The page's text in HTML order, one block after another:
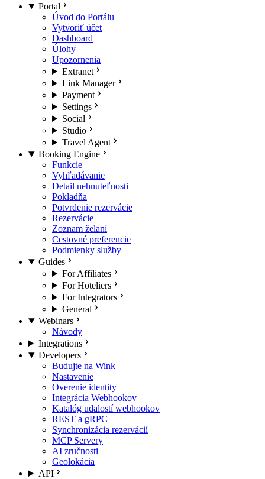
Portal
Úvod do Portálu
Vytvoriť účet
Dashboard
Úlohy
Upozornenia
Extranet
Link Manager
Payment
Settings
Social
Studio
Travel Agent
Booking Engine
Funkcie
Vyhľadávanie
Detail nehnuteľnosti
Pokladňa
Potvrdenie rezervácie
Rezervácie
Zoznam želaní
Cestovné preferencie
Podmienky služby
Guides
For Affiliates
For Hoteliers
For Integrators
General
Webinars
Návody
Integrations
Developers
Budujte na Wink
Nastavenie
Overenie identity
Integrácia Webhookov
Katalóg udalostí webhookov
REST a gRPC
Synchronizácia rezervácií
MCP Servery
AI zručnosti
Geolokácia
API